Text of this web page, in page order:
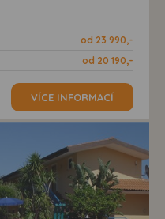
od 23 990,-
od 20 190,-
VÍCE INFORMACÍ